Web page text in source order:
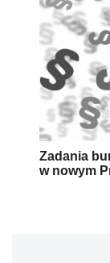
Zadania
w nowym